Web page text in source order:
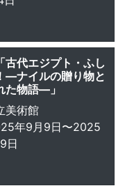
古代エジプト・ふし
―ナイルの贈り物と
た物語―」
美術館
年9月9日〜2025
日